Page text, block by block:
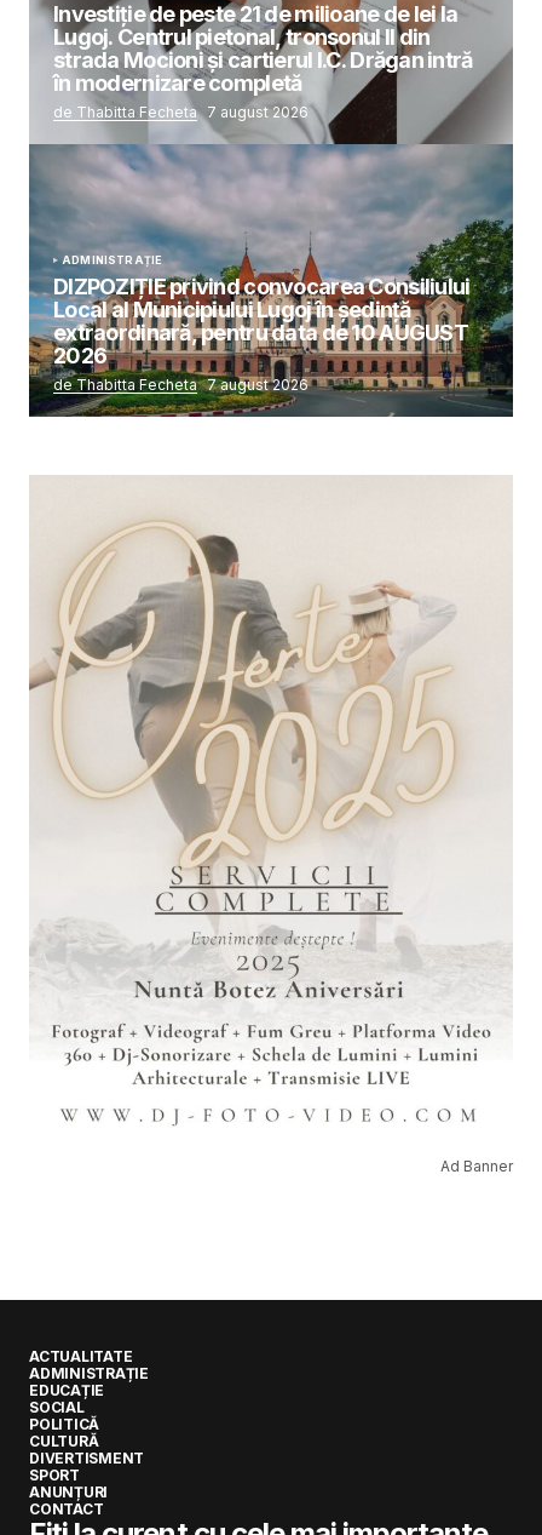
Investiție de peste 21 de milioane de lei la
Lugoj. Centrul pietonal, tronsonul II din
strada Mocioni și cartierul I.C. Drăgan intră
în modernizare completă
de Thabitta Fecheta 7 august 2026
ADMINISTRAȚIE
DIZPOZIȚIE privind convocarea Consiliului
Local al Municipiului Lugoj în şedinţă
extraordinară, pentru data de 10 AUGUST
2026
de Thabitta Fecheta 7 august 2026
Ad Banner
ACTUALITATE
ADMINISTRAȚIE
EDUCAȚIE
SOCIAL
POLITICĂ
CULTURĂ
DIVERTISMENT
SPORT
ANUNȚURI
CONTACT